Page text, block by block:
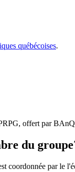
québécoises.
offert par
du
coordonnée par le